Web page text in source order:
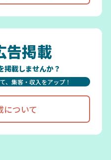
告掲載
掲載しませんか？
、集客・収入をアップ！
について